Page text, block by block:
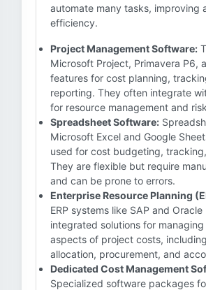
automate many tasks, improving
efficiency.
Project Management Software:
Microsoft Project, Primavera P6,
features for cost planning,
reporting. They often integrate
for resource management and
Spreadsheet Software:
Microsoft Excel and Google
used for cost budgeting,
They are flexible but require
and can be prone to errors.
Enterprise Resource Planning
ERP systems like SAP and
integrated solutions for managing
aspects of project costs,
allocation, procurement, and
Dedicated Cost Management
Specialized software packages